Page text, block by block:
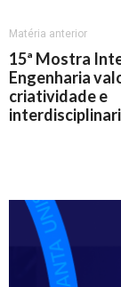
Matéria anterior
15ª Mostra
Engenharia
criatividade e